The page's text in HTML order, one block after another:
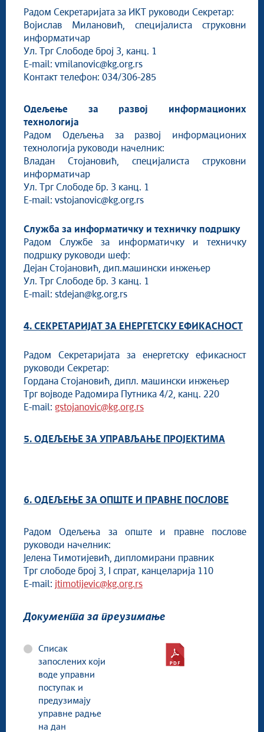
Радом Секретаријата за ИКТ руководи Секретар:
Војислав Милановић, специјалиста струковни
информатичар
Ул. Трг Слободе број 3, канц. 1
E-mail: vmilanovic@kg.org.rs
Контакт телефон: 034/306-285
Одељење за развој информационих
технологија
Радом Одељења за развој информационих
технологија руководи начелник:
Владан Стојановић, специјалиста струковни
информатичар
Ул. Трг Слободе бр. 3 канц. 1
E-mail: vstojanovic@kg.org.rs
Служба за информатичку и техничку подршку
Радом Службе за информатичку и техничку
подршку руководи шеф:
Дејан Стојановић, дип.машински инжењер
Ул. Трг Слободе бр. 3 канц. 1
E-mail: stdejan@kg.org.rs
4. СЕКРЕТАРИЈАТ ЗА ЕНЕРГЕТСКУ ЕФИКАСНОСТ
Радом Секретаријата за енергетску ефикасност
руководи Секретар:
Гордана Стојановић, дипл. машински инжењер
Трг војводе Радомира Путника 4/2, канц. 220
E-mail: gstojanovic@kg.org.rs
5. ОДЕЉЕЊЕ ЗА УПРАВЉАЊЕ ПРОЈЕКТИМА
6. ОДЕЉЕЊЕ ЗА ОПШТЕ И ПРАВНЕ ПОСЛОВЕ
Радом Одељења за опште и правне послове
руководи начелник:
Јелена Тимотијевић, дипломирани правник
Трг слободе број 3, I спрат, канцеларија 110
E-mail: jtimotijevic@kg.org.rs
Документа за преузимање
Списак
запослених који
воде управни
поступак и
предузимају
управне радње
на дан